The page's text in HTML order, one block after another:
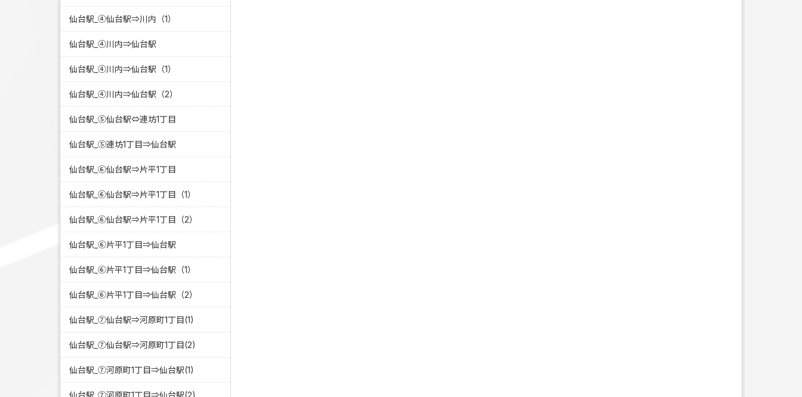
仙台駅_④仙台駅⇒川内（1）
仙台駅_④川内⇒仙台駅
仙台駅_④川内⇒仙台駅（1）
仙台駅_④川内⇒仙台駅（2）
仙台駅_⑤仙台駅⇔連坊1丁目
仙台駅_⑤連坊1丁目⇒仙台駅
仙台駅_⑥仙台駅⇒片平1丁目
仙台駅_⑥仙台駅⇒片平1丁目（1）
仙台駅_⑥仙台駅⇒片平1丁目（2）
仙台駅_⑥片平1丁目⇒仙台駅
仙台駅_⑥片平1丁目⇒仙台駅（1）
仙台駅_⑥片平1丁目⇒仙台駅（2）
仙台駅_⑦仙台駅⇒河原町1丁目(1)
仙台駅_⑦仙台駅⇒河原町1丁目(2)
仙台駅_⑦河原町1丁目⇒仙台駅(1)
仙台駅_⑦河原町1丁目⇒仙台駅(2)